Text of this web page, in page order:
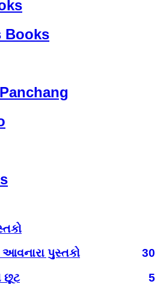
Books
પુસ્તકો
30
છૂટ
5